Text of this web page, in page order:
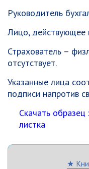
Руководитель
Лицо, действующее
Страхователь –
отсутствует.
Указанные лица
подписи напротив
Скачать образец
листка
★